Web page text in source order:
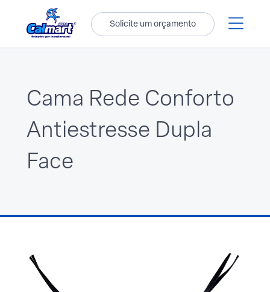
Solicite um orçamento
Cama Rede Conforto
Antiestresse Dupla
Face